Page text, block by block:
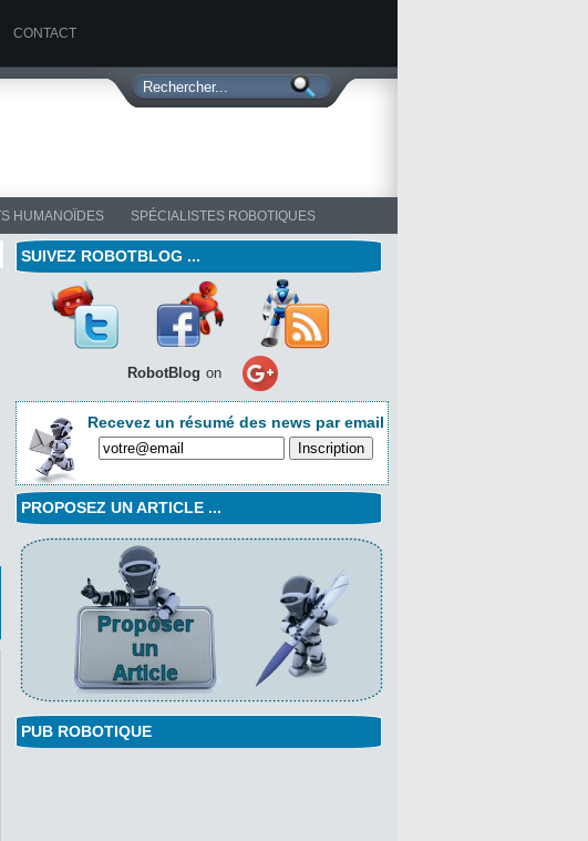
CONTACT
HUMANOÏDES SPÉCIALISTES ROBOTIQUES
SUIVEZ ROBOTBLOG ...
RobotBlog on
Recevez un résumé des news par email
PROPOSEZ UN ARTICLE ...
PUB ROBOTIQUE